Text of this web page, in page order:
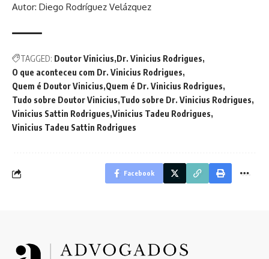
Autor: Diego Rodríguez Velázquez
TAGGED: Doutor Vinicius Dr. Vinicius Rodrigues
O que aconteceu com Dr. Vinicius Rodrigues
Quem é Doutor Vinicius Quem é Dr. Vinicius Rodrigues
Tudo sobre Doutor Vinicius Tudo sobre Dr. Vinicius Rodrigues
Vinicius Sattin Rodrigues Vinicius Tadeu Rodrigues
Vinicius Tadeu Sattin Rodrigues
Facebook